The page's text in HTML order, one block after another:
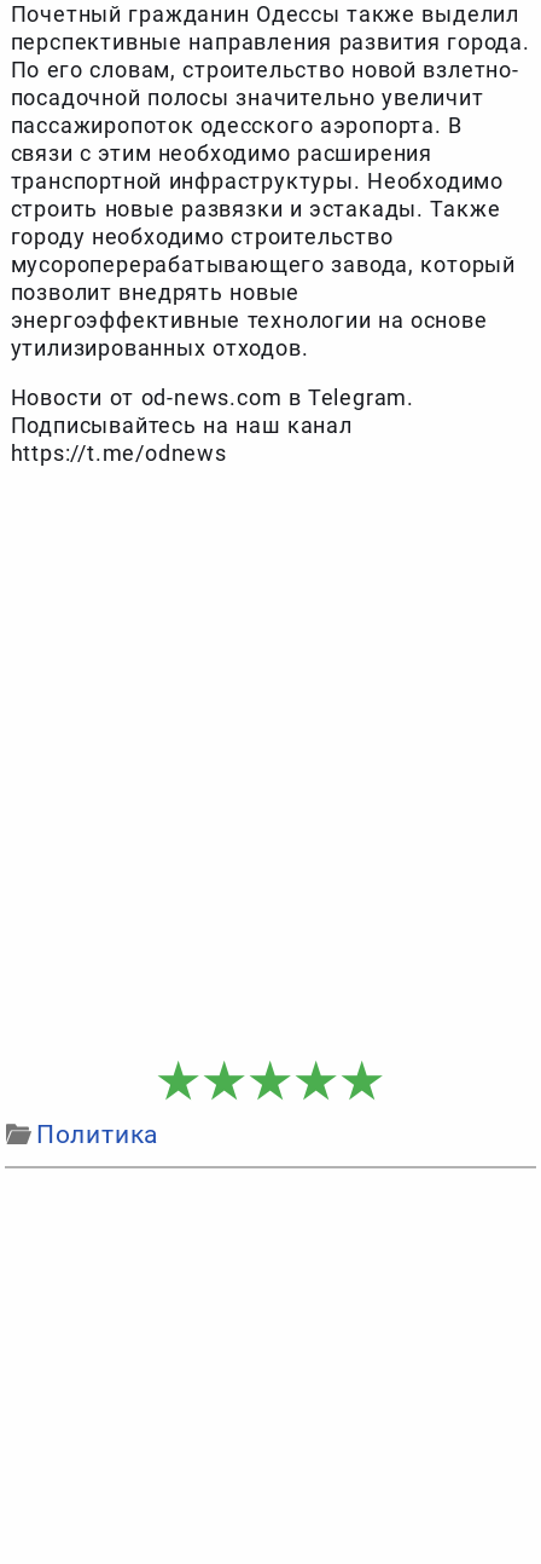
Почетный гражданин Одессы также выделил
перспективные направления развития города.
По его словам, строительство новой взлетно-
посадочной полосы значительно увеличит
пассажиропоток одесского аэропорта. В
связи с этим необходимо расширения
транспортной инфраструктуры. Необходимо
строить новые развязки и эстакады. Также
городу необходимо строительство
мусороперерабатывающего завода, который
позволит внедрять новые
энергоэффективные технологии на основе
утилизированных отходов.
Новости от od-news.com в Telegram.
Подписывайтесь на наш канал
https://t.me/odnews
Политика